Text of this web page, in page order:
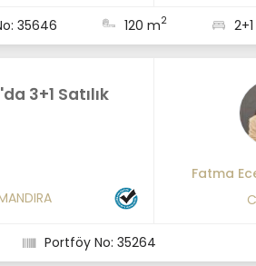
35646 120 m2 2+1
3+1 Satılık
Fatma
Portföy No: 35264